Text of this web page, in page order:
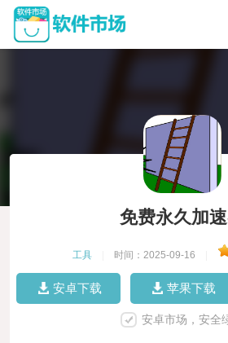
免费永久加
工具 时间：2025-09-16
安卓下载 苹果下载
安卓市场，安全